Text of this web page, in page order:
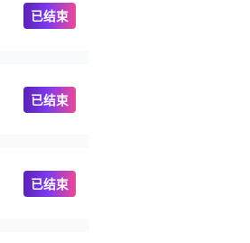
已结束
已结束
已结束